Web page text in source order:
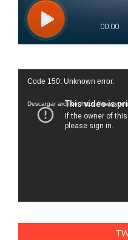
Reproductor
vídeo
Code 150: Unknown error.
Descargar archivo: https://